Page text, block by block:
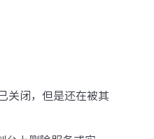
关闭，但是还在被其